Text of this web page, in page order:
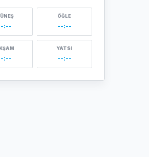
:--
ÖĞLE
--:--
:--
YATSI
--:--